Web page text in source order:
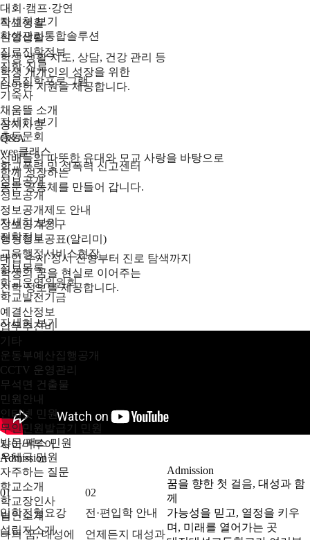
대회·캠프·강연
학교생활
신앙생활
진로진학정보
진학·진로
진로진학프로그램
기숙사
채움뜰 소개
공지사항
Q&A
wee클래스
학교폭력 및 성폭력 신고센터
정보공개
정보공개
정보공개제도 안내
정보공개청구
행정정보공표(알리미)
교육행정서비스현장
정보목록
학교운영위원회
학교발전기금
예결산정보
업무추진비
기타
운동부예산집행공개
CCTV 운영관리
무석면 건출물
민원안내
인터넷 민원
무인민원발급기 민원
방문/팩스 민원
우체국 민원
자주하는 질문
학교소개
학교장인사
법인소개
설립자소개
자세히 보기
학생관리통합솔루션
학생 생활 지도, 상담, 건강 관리 등
학생 개개인의 성장을 위한
다양한 지원을 제공합니다.
자세히 보기
총동문회
선배들의 따뜻한 유대와 모교 사랑을 바탕으로
함께 성장하는
동문 공동체를 만들어 갑니다.
자세히 보기
진학정보
대입 수시·정시 전형부터 진로 탐색까지
학생의 꿈을 현실로 이어주는
진학 정보를 제공합니다.
자세히 보기
사이버투어
Admission
01
입학전형요강
나의 꿈, 대성에
02
전·편입학 안내
언제든지 대성과
Admission
꿈을 향한 첫 걸음, 대성과 함
께
가능성을 믿고, 열정을 키우
며, 미래를 열어가는 곳